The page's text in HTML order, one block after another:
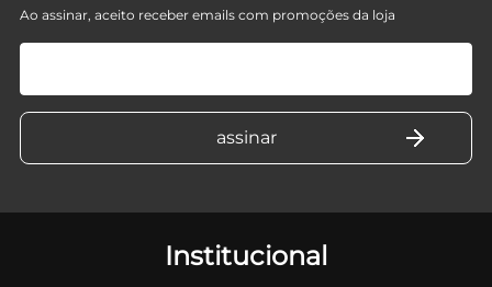
Ao assinar, aceito receber emails com promoções da loja
Institucional